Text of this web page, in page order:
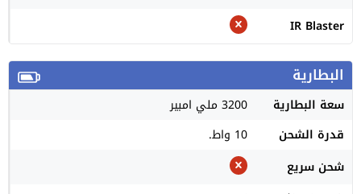
IR Blaster
البطارية
سعة البطارية
3200 ملي امبير
قدرة الشحن
10 واط.
شحن سريع